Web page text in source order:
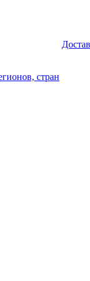
стран